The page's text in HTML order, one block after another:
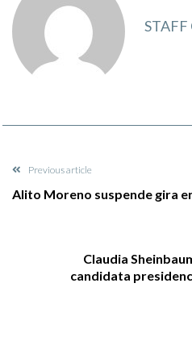
STAFF
Previous article
Alito Moreno suspende gira
Claudia
candidata